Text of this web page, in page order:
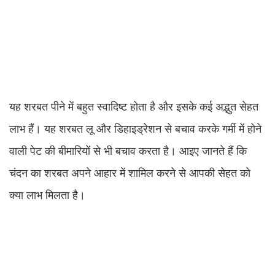
यह शरबत पीने में बहुत स्वादिष्ट होता है और इसके कई अद्भुत सेहत
लाभ हैं। यह शरबत लू और डिहाइड्रेशन से बचाव करके गर्मी में होने
वाली पेट की बीमारियों से भी बचाव करता है। आइए जानते हैं कि
चंदन का शरबत अपने आहार में शामिल करने से आपकी सेहत को
क्या लाभ मिलता है।